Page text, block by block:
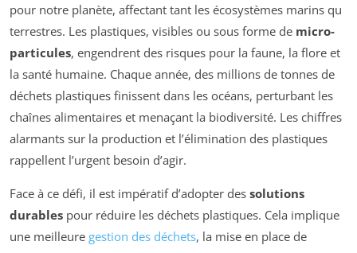
pour notre planète, affectant tant les écosystèmes marins qu
terrestres. Les plastiques, visibles ou sous forme de micro-
particules, engendrent des risques pour la faune, la flore et
la santé humaine. Chaque année, des millions de tonnes de
déchets plastiques finissent dans les océans, perturbant les
chaînes alimentaires et menaçant la biodiversité. Les chiffres
alarmants sur la production et l’élimination des plastiques
rappellent l’urgent besoin d’agir.
Face à ce défi, il est impératif d’adopter des solutions
durables pour réduire les déchets plastiques. Cela implique
une meilleure gestion des déchets, la mise en place de